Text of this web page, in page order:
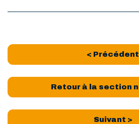
< Précédent
Retour à la section
Suivant >